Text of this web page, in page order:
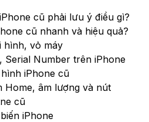
cũ phải lưu ý điều gì?
cũ nhanh và hiệu quả?
hình, vỏ máy
Serial Number trên iPhone
iPhone cũ
Home, âm lượng và nút
cũ
iPhone